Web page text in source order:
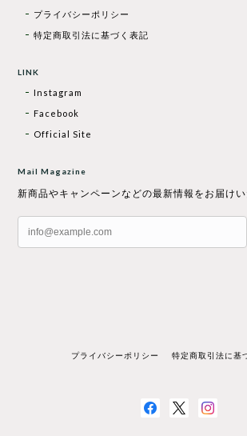
プライバシーポリシー
特定商取引法に基づく表記
LINK
Instagram
Facebook
Official Site
Mail Magazine
新商品やキャンペーンなどの最新情報をお届けい
プライバシーポリシー 特定商取引法に基